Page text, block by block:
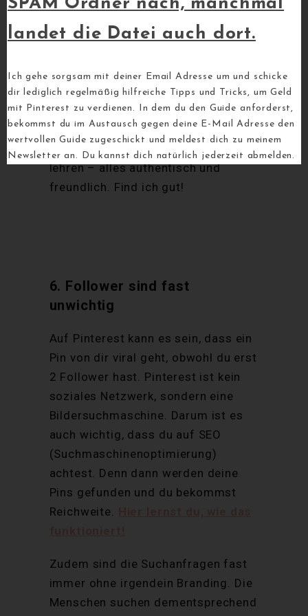
geschrieben, zumfreundlichsten
Ort der Weltzu werden. Bei
Mobbing, Body Shaming, Politik und
Hass keine Chance. Vielmehr geht
es bei Pinterest darum, einen
Mehrwert zu liefern. Andere Leute
zu inspirieren, etwas zu zeigen, zu
lehren – alles authentisch und
freundlich. Find ich gut!
6. Follower sind fast
unwichtig
Auf Pinterest kann es sein, dass ein
Pin von dir viral geht, obwohl du erst
2 Follower hast. Pinterest ist kein
soziales Netzwerk, sondern eine
Bildersuchmaschine. Darum ist es
auch wichtig, dass du auf SEO
(Suchmaschinenoptimierung)
achtest. Denn dann werden deine
Pins gefunden und du bekommst
Reichweite.
Zudem sind die Suchanfragen fast
immer ohne irgendein Branding. Die
Menschen suchen dementsprechend
SPAM Ordner nach, manchmal
landet die Datei auch dort.
Ich gehe sorgsam mit deiner Email Adresse um und schicke
dir lediglich regelmäßig hilfreiche Tipps und Tricks, um Geld
mit Pinterest zu verdienen. In dem du den Guide anforderst,
bekommst du im Austausch gegen deine E-Mail Adresse den
wertvollen Guide zugeschickt und meldest dich zu meinem
Newsletter an. Du kannst dich natürlich jederzeit abmelden.